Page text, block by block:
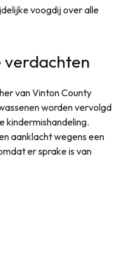
voogdij over alle
verdachten
van Vinton County
worden vervolgd
kindermishandeling.
aanklacht wegens een
er sprake is van